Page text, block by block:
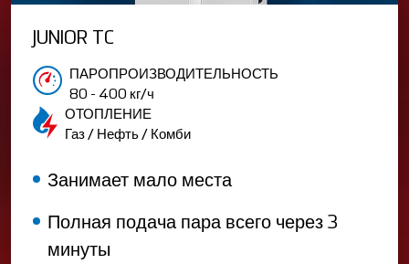
JUNIOR TC
ПАРОПРОИЗВОДИТЕЛЬНОСТЬ
80 - 400 кг/ч
ОТОПЛЕНИЕ
Газ / Нефть / Комби
Занимает мало места
Полная подача пара всего через 3
минуты